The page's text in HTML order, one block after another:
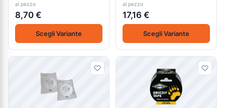
al pezzo
8,70 €
Scegli Variante
al pezzo
17,16 €
Scegli Variante